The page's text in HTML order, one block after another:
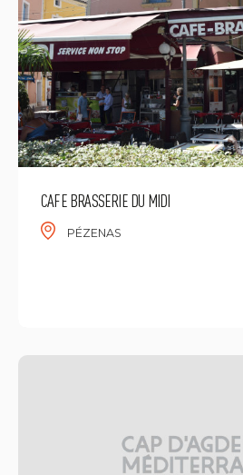
CAFE BRASSERIE DU MIDI
PÉZENAS